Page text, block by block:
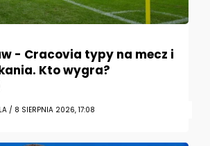
- Cracovia typy na mecz i
Kto wygra?
/ 8 SIERPNIA 2026, 17:08